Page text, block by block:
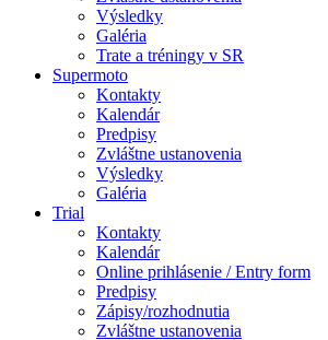
Výsledky
Galéria
Trate a tréningy v SR
Supermoto
Kontakty
Kalendár
Predpisy
Zvláštne ustanovenia
Výsledky
Galéria
Trial
Kontakty
Kalendár
Online prihlásenie / Entry form
Predpisy
Zápisy/rozhodnutia
Zvláštne ustanovenia